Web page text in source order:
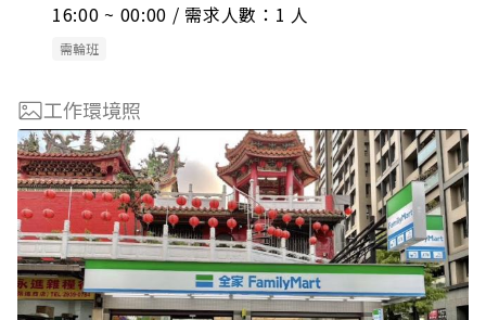
16:00 ~ 00:00 / 需求人數：1 人
需輪班
工作環境照